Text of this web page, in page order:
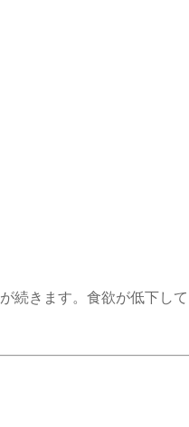
続きます。食欲が低下し